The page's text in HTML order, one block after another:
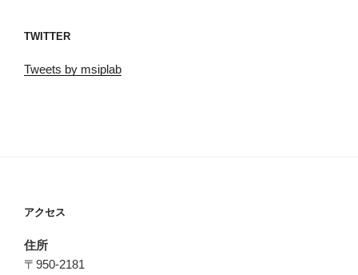
TWITTER
Tweets by msiplab
アクセス
住所
〒950-2181